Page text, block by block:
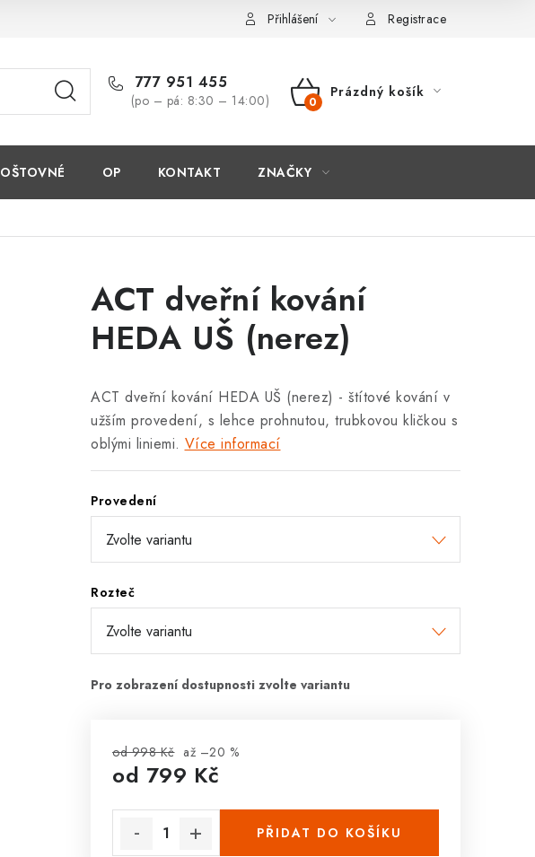
Přihlášení Registrace
777 951 455
(po – pá: 8:30 – 14:00)
NÁKUPNÍ
Prázdný košík
OP KONTAKT ZNAČKY
ACT dveřní kování
HEDA UŠ (nerez)
ACT dveřní kování HEDA UŠ (nerez) - štítové kování v
užším provedení, s lehce prohnutou, trubkovou kličkou s
oblými liniemi. Více informací
Provedení
Rozteč
od 998 Kč až –20 %
od 799 Kč
PŘIDAT DO KOŠÍKU